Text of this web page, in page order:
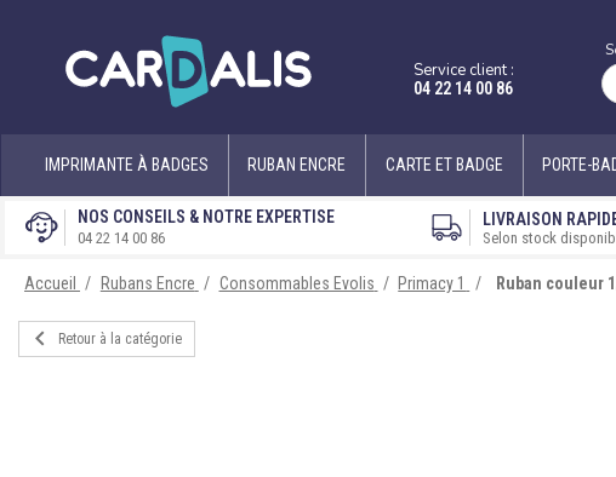
Service client :
04 22 14 00 86
IMPRIMANTE À BADGES RUBAN ENCRE CARTE ET BADGE PORTE-
NOS CONSEILS & NOTRE EXPERTISE
04 22 14 00 86
LIVRAISON
Selon stock
Accueil Rubans Encre Consommables Evolis Primacy 1 Ruban couleur

Retour à la catégorie